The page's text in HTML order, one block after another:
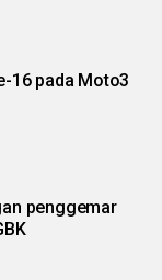
16 pada Moto3
penggemar